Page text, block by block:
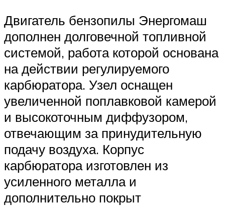
Двигатель бензопилы Энергомаш
дополнен долговечной топливной
системой, работа которой основана
на действии регулируемого
карбюратора. Узел оснащен
увеличенной поплавковой камерой
и высокоточным диффузором,
отвечающим за принудительную
подачу воздуха. Корпус
карбюратора изготовлен из
усиленного металла и
дополнительно покрыт